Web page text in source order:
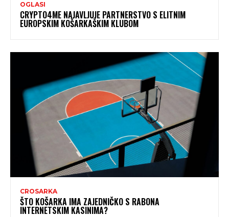
OGLASI
CRYPTO4ME NAJAVLJUJE PARTNERSTVO S ELITNIM
EUROPSKIM KOŠARKAŠKIM KLUBOM
CROSARKA
ŠTO KOŠARKA IMA ZAJEDNIČKO S RABONA
INTERNETSKIM KASINIMA?